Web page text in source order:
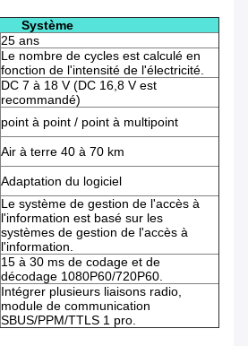
Système
25 ans
Le nombre de cycles est calculé en
fonction de l'intensité de l'électricité.
DC 7 à 18 V (DC 16,8 V est
recommandé)
point à point / point à multipoint
Air à terre 40 à 70 km
Adaptation du logiciel
Le système de gestion de l'accès à
l'information est basé sur les
systèmes de gestion de l'accès à
l'information.
15 à 30 ms de codage et de
décodage 1080P60/720P60.
Intégrer plusieurs liaisons radio,
module de communication
SBUS/PPM/TTLS 1 pro.